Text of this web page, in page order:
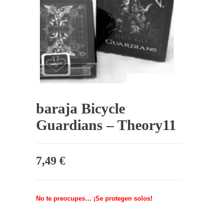
baraja Bicycle
Guardians – Theory11
7,49 €
No te preocupes… ¡Se protegen solos!